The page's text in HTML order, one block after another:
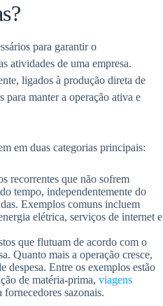
para garantir o
atividades de uma empresa.
ligados à produção direta de
para manter a operação ativa e
em duas categorias principais:
recorrentes que não sofrem
tempo, independentemente do
Exemplos comuns incluem
elétrica, serviços de internet e
que flutuam de acordo com o
Quanto mais a operação cresce,
despesa. Entre os exemplos estão
de matéria-prima, viagens
fornecedores sazonais.